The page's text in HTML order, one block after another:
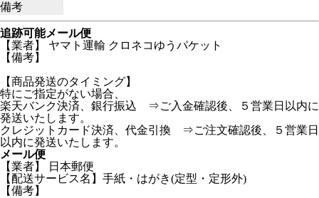
備考
追跡可能メール便
【業者】 ヤマト運輸 クロネコゆうパケット
【備考】
【商品発送のタイミング】
特にご指定がない場合、
楽天バンク決済、銀行振込 ⇒ご入金確認後、５営業日以内に
発送いたします。
クレジットカード決済、代金引換 ⇒ご注文確認後、５営業日
以内に発送いたします。
メール便
【業者】 日本郵便
【配送サービス名】手紙・はがき(定型・定形外)
【備考】